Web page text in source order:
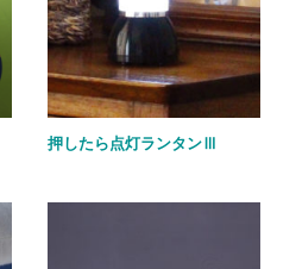
押したら点灯ランタンⅢ